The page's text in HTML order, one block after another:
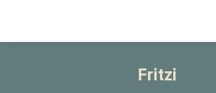
Fritzi